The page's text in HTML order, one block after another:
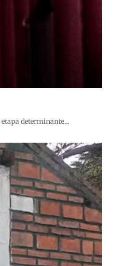
etapa determinante…